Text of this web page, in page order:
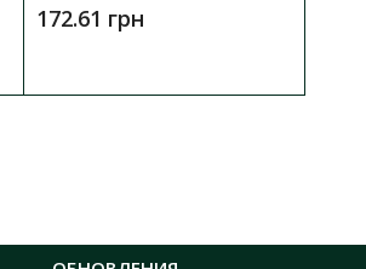
172.61 грн